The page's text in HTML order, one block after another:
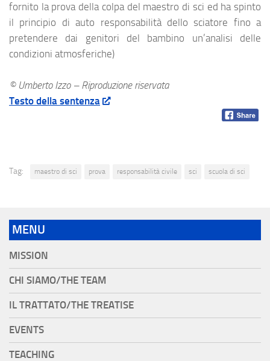
fornito la prova della colpa del maestro di sci ed ha spinto
il principio di auto responsabilità dello sciatore fino a
pretendere dai genitori del bambino un’analisi delle
condizioni atmosferiche)
© Umberto Izzo – Riproduzione riservata
Testo della sentenza
Tag: maestro di sci prova responsabilità civile sci scuola di sci
MENU
MISSION
CHI SIAMO/THE TEAM
IL TRATTATO/THE TREATISE
EVENTS
TEACHING